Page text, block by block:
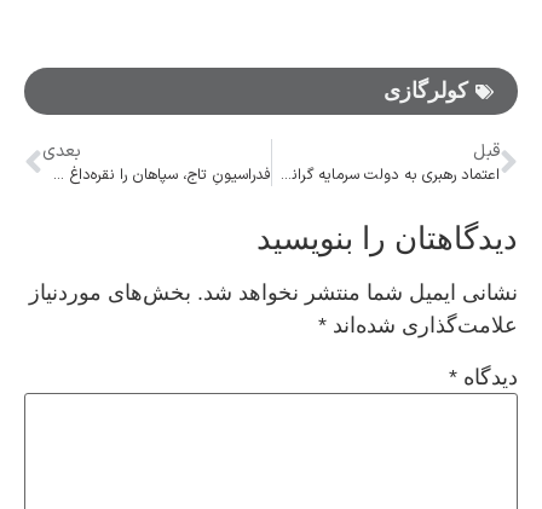
کولرگازی
قبل
اعتماد رهبری به دولت سرمایه گرانسنگی است
بعدی
فدراسیونِ تاج، سپاهان را نقره‌داغ خواهد کرد!
دیدگاهتان را بنویسید
نشانی ایمیل شما منتشر نخواهد شد. بخش‌های موردنیاز
علامت‌گذاری شده‌اند *
دیدگاه *